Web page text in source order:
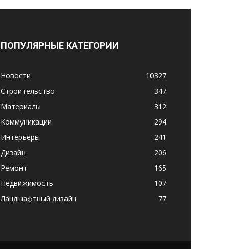
ПОПУЛЯРНЫЕ КАТЕГОРИИ
Новости
10327
Строительство
347
Материалы
312
Коммуникации
294
Интерьеры
241
Дизайн
206
Ремонт
165
Недвижимость
107
Ландшафтный дизайн
77